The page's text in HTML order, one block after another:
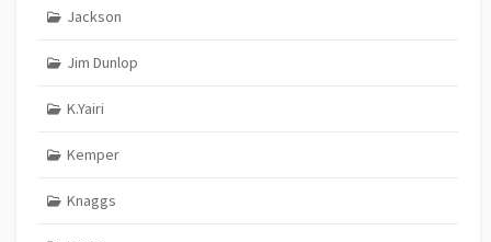
Jackson
Jim Dunlop
K.Yairi
Kemper
Knaggs